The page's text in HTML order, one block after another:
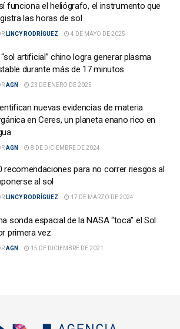
funciona el heliógrafo, el instrumento que
las horas de sol
LINCY RODRÍGUEZ 4 DE MAYO DE 2025
“sol artificial” chino logra generar plasma
durante más de 17 minutos
AGN 23 DE ENERO DE 2025
nuevas evidencias de materia
en Ceres, un planeta enano rico en
AGN 8 DE DICIEMBRE DE 2024
recomendaciones para no correr riesgos al
al sol
LINCY RODRÍGUEZ 17 DE MARZO DE 2024
sonda espacial de la NASA “toca” el Sol
primera vez
AGN 15 DE DICIEMBRE DE 2021